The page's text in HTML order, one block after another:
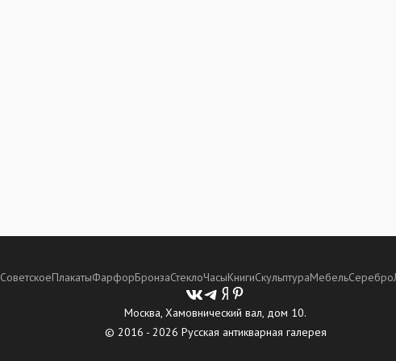
СоветскоеПлакатыФарфорБронзаСтеклоЧасыКнигиСкульптураМебельСеребро
Москва, Хамовнический вал, дом 10.
© 2016 - 2026 Русская антикварная галерея